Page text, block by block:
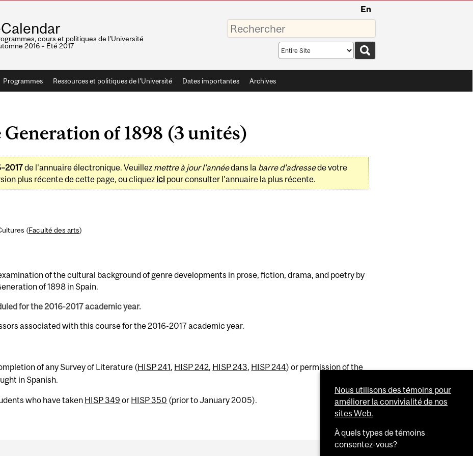
En
cours et politiques de l'Université
2016 – Été 2017
Saisissez
vos
mots-
Search
scope
Programmes Ressources et politiques de l'Université Dates importantes Archives
Generation of 1898 (3 unités)
de l'annuaire électronique. Veuillez mettre à jour l'annéedans la barre d'adressede votre
plus récente de cette page, ou cliquez icipour consulter l'annuaire la plus récente.
(Faculté des arts)
of the cultural background of genre developments in prose, fiction, drama, and poetry by
of 1898 in Spain.
for the 2016-2017 academic year.
associated with this course for the 2016-2017 academic year.
of any Survey of Literature (HISP 241, HISP 242, HISP 243, HISP 244) or permission of the
in Spanish.
who have taken HISP 349 or HISP 350 (prior to January 2005).
Nous utilisons des témoins pour
améliorer la convivialité de nos
sites Web.
À quels types de témoins
consentez-vous?